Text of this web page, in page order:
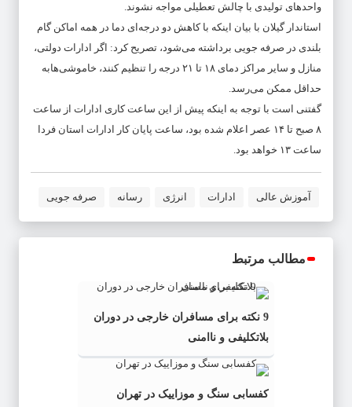
واحدهای تولیدی با چالش تعطیلی مواجه نشوند.
استاندار گیلان با بیان اینکه با کاهش دو درجه‌ای دما در همه اماکن گام
بلندی در صرفه جویی برداشته می‌شود، تصریح کرد: اگر ادارات دولتی،
منازل و سایر مراکز دمای ۱۸ تا ۲۱ درجه را تنظیم کنند، خاموشی‌هابه
حداقل ممکن می‌رسد.
گفتنی است با توجه به اینکه پیش از این ساعت کاری ادارات از ساعت
۸ صبح تا ۱۴ عصر اعلام شده بود، ساعت پایان کار ادارات استان فردا
ساعت ۱۳ خواهد بود.
آموزش عالی ادارات انرژی رسانه صرفه جویی
مطالب مرتبط
9 نکته برای مسافران خارجی در دوران
بلاتکلیفی و ناامنی
کفسابی سنگ و موزاییک در تهران